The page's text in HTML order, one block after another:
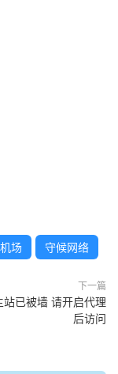
场 守候网络
下一篇
站已被墙 请开启代理
后访问